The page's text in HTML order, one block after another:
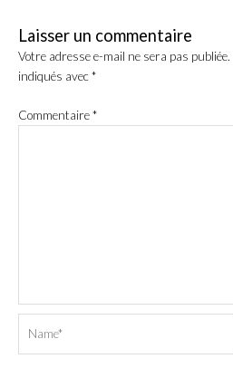
Laisser un commentaire
Votre adresse e-mail ne sera pas publiée.
indiqués avec*
Commentaire*